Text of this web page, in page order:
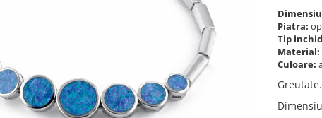
Piatra:
Tip
Material:
Culoare:
Greutate.